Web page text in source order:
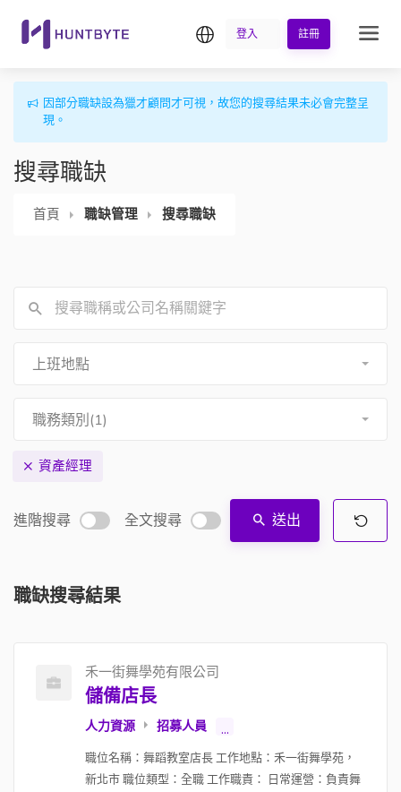
繁中登入 註冊
因部分職缺設為獵才顧問才可視，故您的搜尋結果未必會完整呈
現。
搜尋職缺
首頁 職缺管理 搜尋職缺
上班地點
職務類別(1)
資產經理
進階搜尋 全文搜尋 送出
職缺搜尋結果
禾一街舞學苑有限公司
儲備店長
人力資源 招募人員 ...
職位名稱：舞蹈教室店長 工作地點：禾一街舞學苑，
新北市 職位類型：全職 工作職責： 日常運營：負責舞